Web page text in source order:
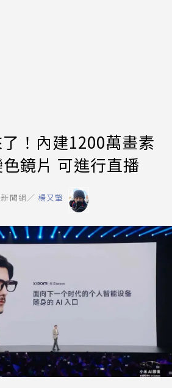
！內建1200萬畫素
鏡片 可進行直播
聞網／ 楊又肇